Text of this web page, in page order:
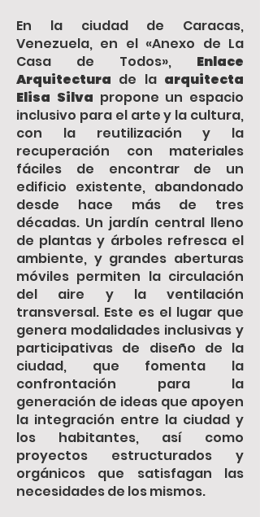
En la ciudad de Caracas,
Venezuela, en el «Anexo de La
Casa de Todos», Enlace
Arquitectura de la arquitecta
Elisa Silva propone un espacio
inclusivo para el arte y la cultura,
con la reutilización y la
recuperación con materiales
fáciles de encontrar de un
edificio existente, abandonado
desde hace más de tres
décadas. Un jardín central lleno
de plantas y árboles refresca el
ambiente, y grandes aberturas
móviles permiten la circulación
del aire y la ventilación
transversal. Este es el lugar que
genera modalidades inclusivas y
participativas de diseño de la
ciudad, que fomenta la
confrontación para la
generación de ideas que apoyen
la integración entre la ciudad y
los habitantes, así como
proyectos estructurados y
orgánicos que satisfagan las
necesidades de los mismos.